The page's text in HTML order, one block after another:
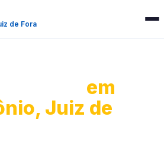
de Fora
em
Juiz de